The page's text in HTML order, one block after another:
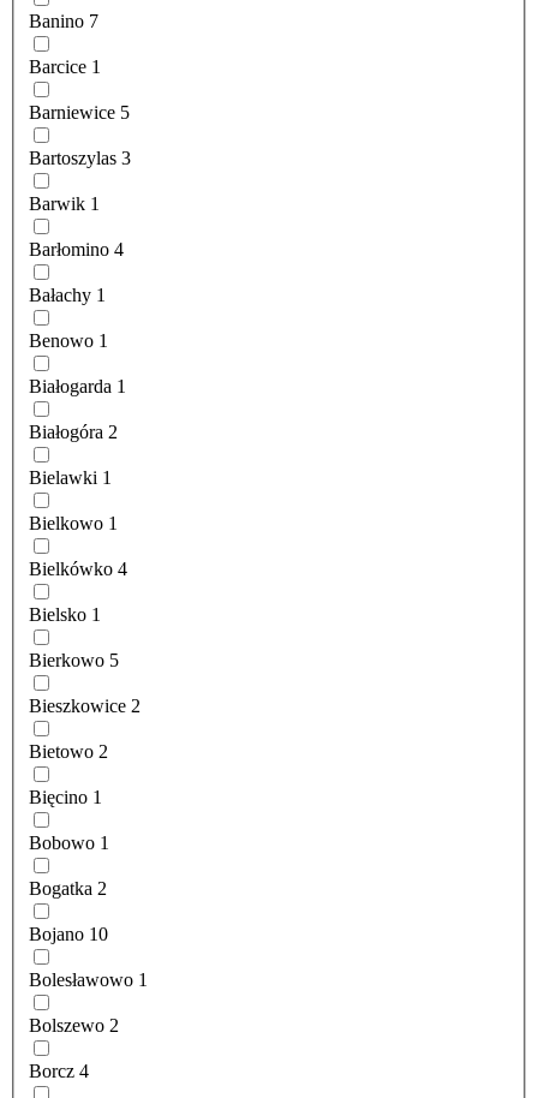
Banino 7
Barcice 1
Barniewice 5
Bartoszylas 3
Barwik 1
Barłomino 4
Bałachy 1
Benowo 1
Białogarda 1
Białogóra 2
Bielawki 1
Bielkowo 1
Bielkówko 4
Bielsko 1
Bierkowo 5
Bieszkowice 2
Bietowo 2
Bięcino 1
Bobowo 1
Bogatka 2
Bojano 10
Bolesławowo 1
Bolszewo 2
Borcz 4